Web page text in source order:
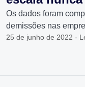
Os dados foram
demissões nas
25 de junho de 2022 -